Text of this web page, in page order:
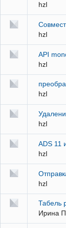
hzl
hzl
API
hzl
hzl
hzl
ADS 11
hzl
hzl
Табель
Ирина